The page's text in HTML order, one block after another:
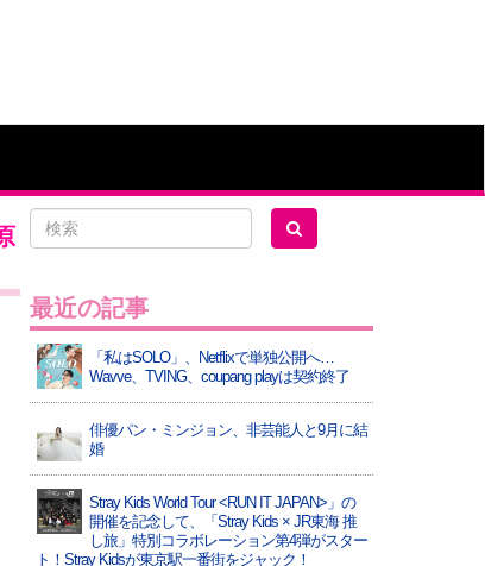
最近の記事
「私はSOLO」、Netflixで単独公開へ…
Wavve、TVING、coupang playは契約終了
俳優パン・ミンジョン、非芸能人と9月に結
婚
Stray Kids World Tour <RUN IT JAPAN>」の
開催を記念して、「Stray Kids × JR東海 推
し旅」特別コラボレーション第4弾がスター
ト！Stray Kidsが東京駅一番街をジャック！